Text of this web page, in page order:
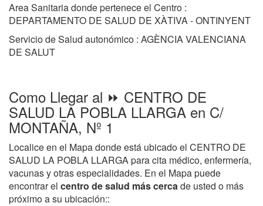
Area Sanitaria donde pertenece el Centro :
DEPARTAMENTO DE SALUD DE XÀTIVA - ONTINYENT
Servicio de Salud autonómico : AGÈNCIA VALENCIANA
DE SALUT
Como Llegar al ⏩ CENTRO DE
SALUD LA POBLA LLARGA en C/
MONTAÑA, Nº 1
Localice en el Mapa donde está ubicado el CENTRO DE
SALUD LA POBLA LLARGA para cita médico, enfermería,
vacunas y otras especialidades. En el Mapa puede
encontrar el centro de salud más cercade usted o más
próximo a su ubicación::